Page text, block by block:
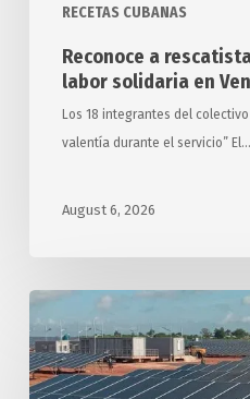
RECETAS CUBANAS
Reconoce a
labor solidaria en
Los 18 integrantes del
valentía durante el servicio” El…
August 6, 2026
Sincronizado
parque
solar
fotovoltaico